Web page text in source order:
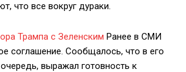
что все вокруг дураки.
Трампа с Зеленским Ранее в СМИ
соглашение. Сообщалось, что в его
выражал готовность к